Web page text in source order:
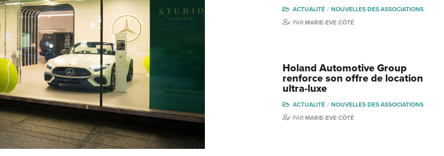
ACTUALITÉ
NOUVELLES DES ASSOCIATIONS
PAR MARIE-EVE CÔTÉ
Holand Automotive Group
renforce son offre de location
ultra-luxe
ACTUALITÉ
NOUVELLES DES ASSOCIATIONS
PAR MARIE-EVE CÔTÉ